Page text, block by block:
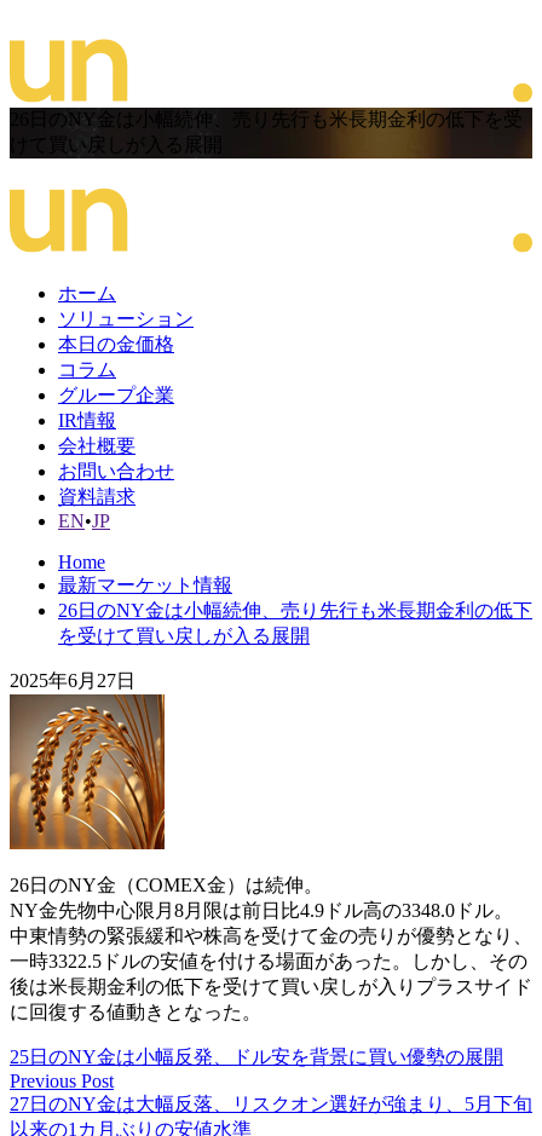
26日のNY金は小幅続伸、売り先行も米長期金利の低下を受
けて買い戻しが入る展開
ホーム
ソリューション
本日の金価格
コラム
グループ企業
IR情報
会社概要
お問い合わせ
資料請求
EN•JP
Home
最新マーケット情報
26日のNY金は小幅続伸、売り先行も米長期金利の低下
を受けて買い戻しが入る展開
2025年6月27日
26日のNY金（COMEX金）は続伸。
NY金先物中心限月8月限は前日比4.9ドル高の3348.0ドル。
中東情勢の緊張緩和や株高を受けて金の売りが優勢となり、
一時3322.5ドルの安値を付ける場面があった。しかし、その
後は米長期金利の低下を受けて買い戻しが入りプラスサイド
に回復する値動きとなった。
25日のNY金は小幅反発、ドル安を背景に買い優勢の展開
Previous Post
27日のNY金は大幅反落、リスクオン選好が強まり、5月下旬
以来の1カ月ぶりの安値水準